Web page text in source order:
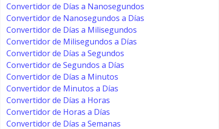
Convertidor de Días a Nanosegundos
Convertidor de Nanosegundos a Días
Convertidor de Días a Milisegundos
Convertidor de Milisegundos a Días
Convertidor de Días a Segundos
Convertidor de Segundos a Días
Convertidor de Días a Minutos
Convertidor de Minutos a Días
Convertidor de Días a Horas
Convertidor de Horas a Días
Convertidor de Días a Semanas